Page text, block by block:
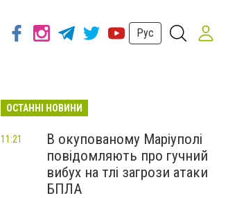
Рус
ОСТАННІ НОВИНИ
В окупованому Маріуполі
повідомляють про гучний
вибух на тлі загрози атаки
БПЛА
11:21